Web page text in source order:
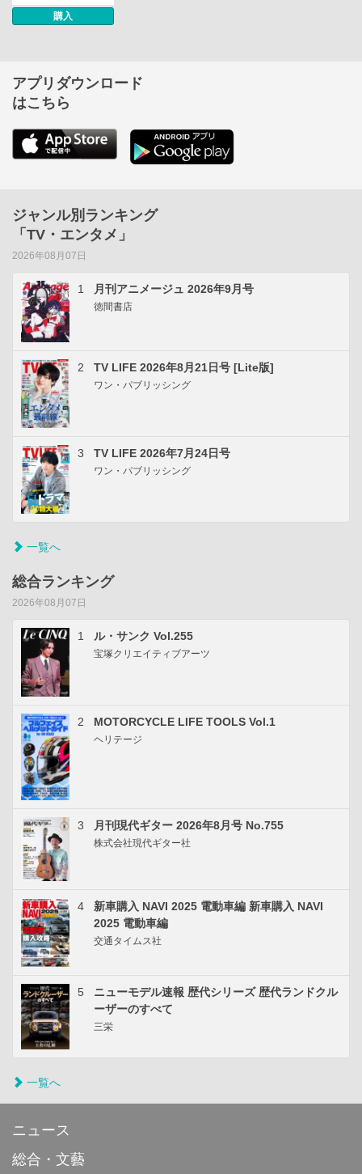
購入
アプリダウンロード
はこちら
ジャンル別ランキング
「TV・エンタメ」
2026年08月07日
1 月刊アニメージュ 2026年9月号
徳間書店
2 TV LIFE 2026年8月21日号 [Lite版]
ワン・パブリッシング
3 TV LIFE 2026年7月24日号
ワン・パブリッシング
一覧へ
総合ランキング
2026年08月07日
1 ル・サンク Vol.255
宝塚クリエイティブアーツ
2 MOTORCYCLE LIFE TOOLS Vol.1
ヘリテージ
3 月刊現代ギター 2026年8月号 No.755
株式会社現代ギター社
4
新車購入 NAVI 2025 電動車編 新車購入 NAVI
2025 電動車編
交通タイムス社
5
ニューモデル速報 歴代シリーズ 歴代ランドクル
ーザーのすべて
三栄
一覧へ
ニュース
総合・文藝